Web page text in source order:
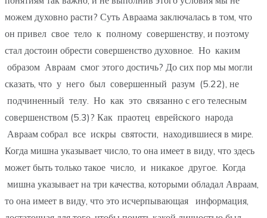
можем духовно расти? Суть Авраама заключалась в том, что
он привел свое тело к полному совершенству, и поэтому
стал достоин обрести совершенство духовное. Но каким
образом Авраам смог этого достичь? До сих пор мы могли
сказать, что у него был совершенный разум (5.22), не
подчиненный телу. Но как это связанно с его телесным
совершенством (5.3)? Как праотец еврейского народа
Авраам собрал все искры святости, находившиеся в мире.
Когда мишна указывает число, то она имеет в виду, что здесь
может быть только такое число, и никакое другое. Когда
мишна указывает на три качества, которыми обладал Авраам,
то она имеет в виду, что это исчерпывающая информация,